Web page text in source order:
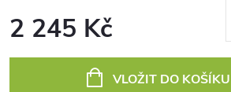
2 245 Kč
VLOŽIT DO KOŠÍKU